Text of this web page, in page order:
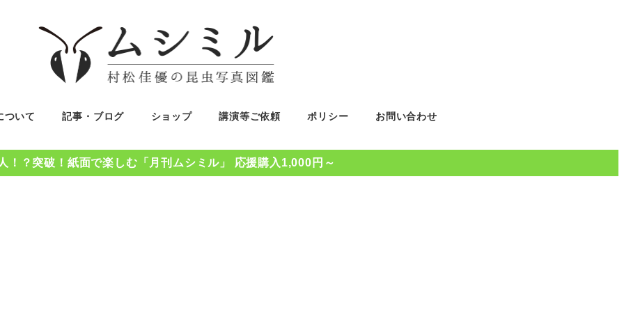
ついて 記事・ブログ ショップ 講演等ご依頼 ポリシー お問い合わせ
！？突破！紙面で楽しむ「月刊ムシミル」 応援購入1,000円～